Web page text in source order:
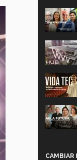
CAMBIAR